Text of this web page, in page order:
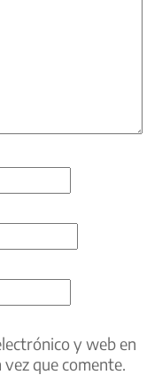
y web en
que comente.